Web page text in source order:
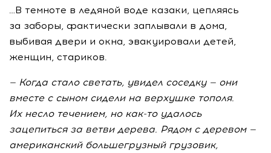
…В темноте в ледяной воде казаки, цепляясь
за заборы, фактически заплывали в дома,
выбивая двери и окна, эвакуировали детей,
женщин, стариков.
— Когда стало светать, увидел соседку — они
вместе с сыном сидели на верхушке тополя.
Их несло течением, но как-тоудалось
зацепиться за ветви дерева. Рядом с деревом —
американский большегрузный грузовик,